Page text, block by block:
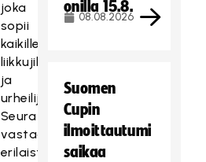
joka
sopii
kaikille
liikkujille
ja
urheilijoille.
Seura
vastaa
erilaisten
onilla 15.8.
08.08.2026
Suomen
Cupin
ilmoittautumi
saikaa